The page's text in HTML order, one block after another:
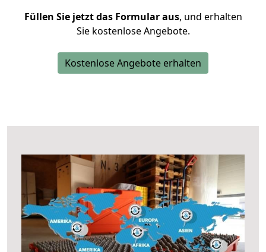
Füllen Sie jetzt das Formular aus, und erhalten
Sie kostenlose Angebote.
Kostenlose Angebote erhalten